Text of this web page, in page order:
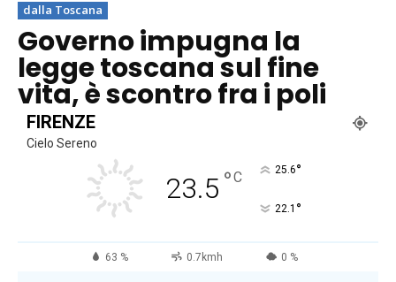
dalla Toscana
Governo impugna la
legge toscana sul fine
vita, è scontro fra i poli
FIRENZE
Cielo Sereno
23.5 °C 25.6°
22.1 °
63 % 0.7kmh 0 %